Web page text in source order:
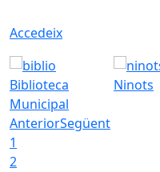
Accedeix
Biblioteca
Municipal
Ninots
AnteriorSegüent
1
2